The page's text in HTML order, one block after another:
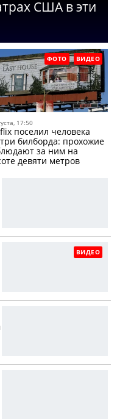
США в эти
ФОТО ВИДЕО
17:50
поселил человека
билборда: прохожие
за ним на
девяти метров
ВИДЕО